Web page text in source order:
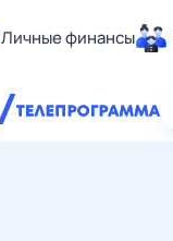
Личные финансы